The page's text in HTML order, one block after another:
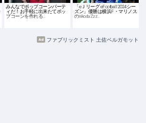
みんなでポップコーンパーテ
ィだ！お手軽に出来たてポッ
プコーンを作れる…
「eＪリーグ eFootball 2024シー
ズン」優勝は横浜F・マリノス
のnikodaZzz…
ファブリックミスト 土佐ベルガモット